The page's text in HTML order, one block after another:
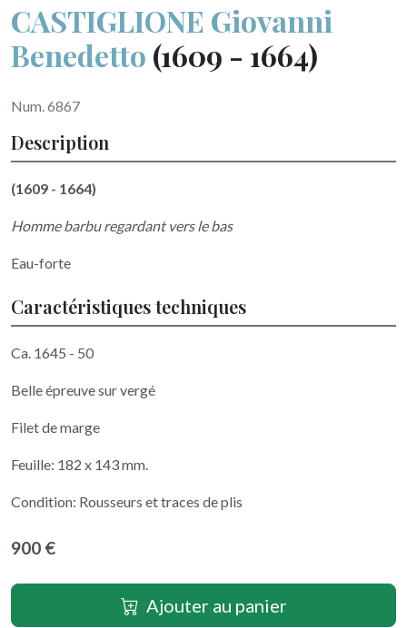
CASTIGLIONE Giovanni
Benedetto (1609 - 1664)
Num. 6867
Description
(1609 - 1664)
Homme barbu regardant vers le bas
Eau-forte
Caractéristiques techniques
Ca. 1645 - 50
Belle épreuve sur vergé
Filet de marge
Feuille: 182 x 143 mm.
Condition: Rousseurs et traces de plis
900 €
Ajouter au panier